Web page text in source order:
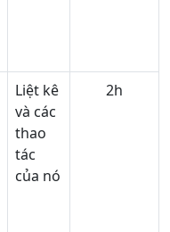
Liệt kê
và các
thao
tác
của nó
2h